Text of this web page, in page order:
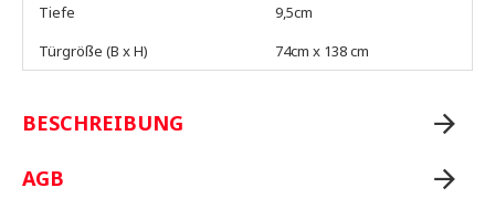
Tiefe
9,5cm
Türgröße (B x H)
74cm x 138 cm
BESCHREIBUNG
AGB